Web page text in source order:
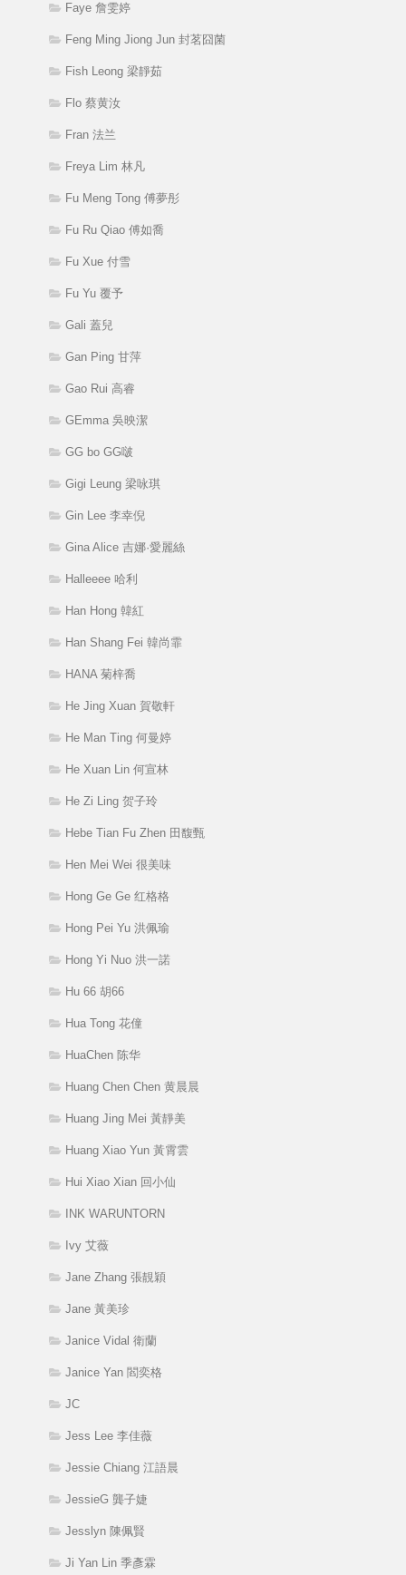
Faye 詹雯婷
Feng Ming Jiong Jun 封茗囧菌
Fish Leong 梁靜茹
Flo 蔡黄汝
Fran 法兰
Freya Lim 林凡
Fu Meng Tong 傅夢彤
Fu Ru Qiao 傅如喬
Fu Xue 付雪
Fu Yu 覆予
Gali 蓋兒
Gan Ping 甘萍
Gao Rui 高睿
GEmma 吳映潔
GG bo GG啵
Gigi Leung 梁咏琪
Gin Lee 李幸倪
Gina Alice 吉娜·愛麗絲
Halleeee 哈利
Han Hong 韓紅
Han Shang Fei 韓尚霏
HANA 菊梓喬
He Jing Xuan 賀敬軒
He Man Ting 何曼婷
He Xuan Lin 何宣林
He Zi Ling 贺子玲
Hebe Tian Fu Zhen 田馥甄
Hen Mei Wei 很美味
Hong Ge Ge 红格格
Hong Pei Yu 洪佩瑜
Hong Yi Nuo 洪一諾
Hu 66 胡66
Hua Tong 花僮
HuaChen 陈华
Huang Chen Chen 黄晨晨
Huang Jing Mei 黃靜美
Huang Xiao Yun 黃霄雲
Hui Xiao Xian 回小仙
INK WARUNTORN
Ivy 艾薇
Jane Zhang 張靚穎
Jane 黃美珍
Janice Vidal 衛蘭
Janice Yan 閻奕格
JC
Jess Lee 李佳薇
Jessie Chiang 江語晨
JessieG 龔子婕
Jesslyn 陳佩賢
Ji Yan Lin 季彥霖